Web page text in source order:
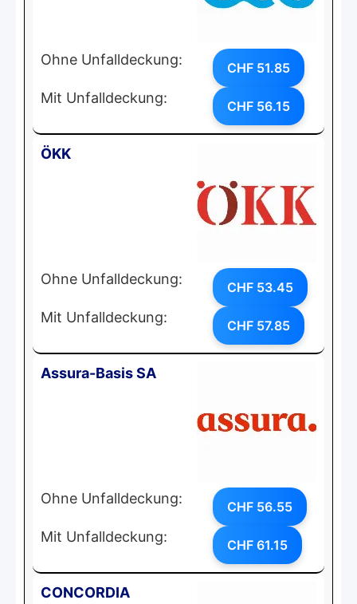
Ohne Unfalldeckung: CHF 51.85
Mit Unfalldeckung: CHF 56.15
ÖKK
Ohne Unfalldeckung: CHF 53.45
Mit Unfalldeckung: CHF 57.85
Assura-Basis SA
Ohne Unfalldeckung: CHF 56.55
Mit Unfalldeckung: CHF 61.15
CONCORDIA